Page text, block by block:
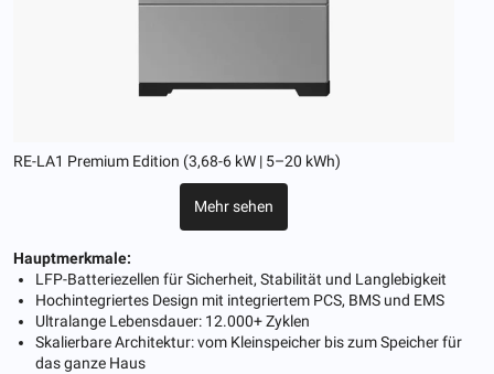
RE-LA1 Premium Edition (3,68-6 kW | 5–20 kWh)
Mehr sehen
Hauptmerkmale:
LFP-Batteriezellen für Sicherheit, Stabilität und Langlebigkeit
Hochintegriertes Design mit integriertem PCS, BMS und EMS
Ultralange Lebensdauer: 12.000+ Zyklen
Skalierbare Architektur: vom Kleinspeicher bis zum Speicher für
das ganze Haus